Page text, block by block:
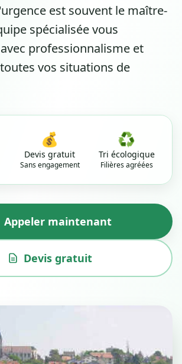
est souvent le maître-
spécialisée vous
professionnalisme et
vos situations de
💰
Devis gratuit
Sans engagement
♻️
Tri écologique
Filières agréées
Appeler maintenant
Devis gratuit